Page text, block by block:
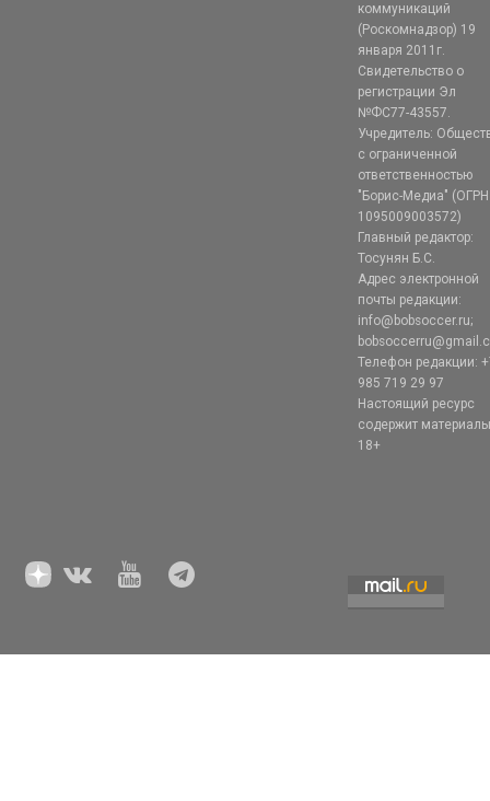
коммуникаций
(Роскомнадзор) 19
января 2011г.
Свидетельство о
регистрации Эл
№ФС77-43557.
Учредитель:
с ограниченной
ответственностью
"Борис-Медиа" (ОГРН
1095009003572)
Главный редактор:
Тосунян Б.С.
Адрес электронной
почты редакции:
info@bobsoccer.ru;
Телефон редакции:
985 719 29 97
Настоящий ресурс
содержит
18+